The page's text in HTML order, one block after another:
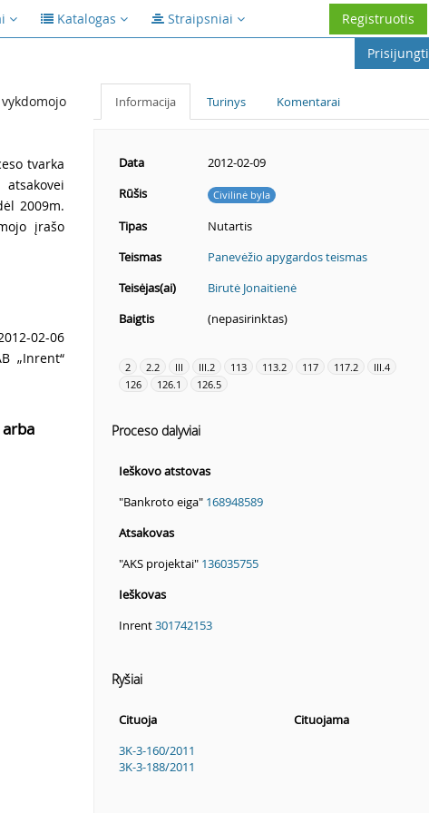
Katalogas Straipsniai
Registruotis
Prisijungti
tvarka
2009m.
įrašo
02-06
„Inrent“
Informacija Turinys Komentarai
Data
2012-02-09
Rūšis
Civilinė byla
Tipas
Nutartis
Teismas
Panevėžio apygardos teismas
Teisėjas(ai)
Birutė Jonaitienė
Baigtis
(nepasirinktas)
2 2.2 III III.2 113 113.2 117 117.2
III.4
126
126.1 126.5
Proceso dalyviai
Ieškovo atstovas
"Bankroto eiga" 168948589
Atsakovas
"AKS projektai" 136035755
Ieškovas
Inrent301742153
Ryšiai
Cituoja
Cituojama
3K-3-160/2011
3K-3-188/2011